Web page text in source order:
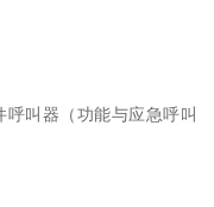
叫器（功能与应急呼叫